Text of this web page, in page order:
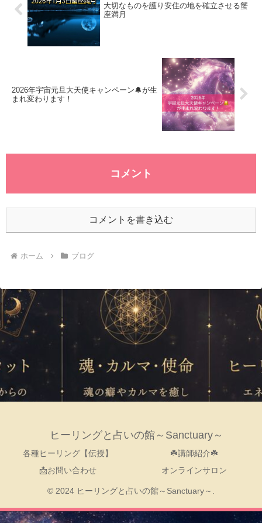
大切なものを護り安住の地を確立させる蟹
座満月
2026年宇宙元旦大天使キャンペーン🔔が生
まれ変わります！
コメント
コメントを書き込む
ホーム ブログ
ヒーリングと占いの館～Sanctuary～
各種ヒーリング【伝授】
☘️講師紹介☘️
📩お問い合わせ
オンラインサロン
© 2024 ヒーリングと占いの館～Sanctuary～.